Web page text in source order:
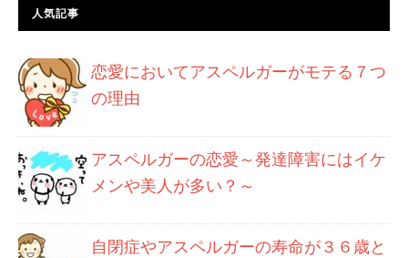
人気記事
恋愛においてアスペルガーがモテる７つ
の理由
アスペルガーの恋愛～発達障害にはイケ
メンや美人が多い？～
自閉症やアスペルガーの寿命が３６歳と